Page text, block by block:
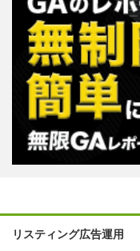
リスティング広告運用